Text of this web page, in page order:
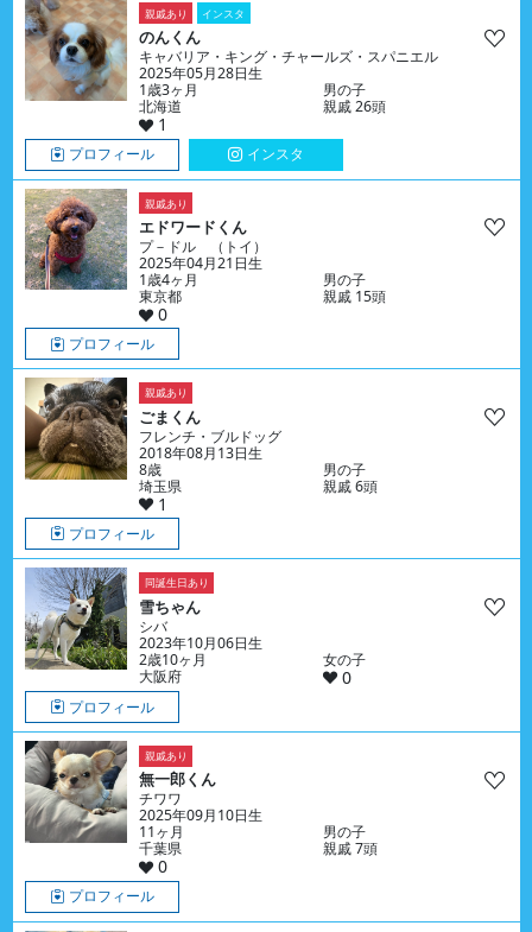
親戚あり インスタ
のんくん
キャバリア・キング・チャールズ・スパニエル
2025年05月28日生
1歳3ヶ月
男の子
北海道
親戚 26頭
1
プロフィール インスタ
親戚あり
エドワードくん
プ－ドル （トイ）
2025年04月21日生
1歳4ヶ月
男の子
東京都
親戚 15頭
0
プロフィール
親戚あり
ごまくん
フレンチ・ブルドッグ
2018年08月13日生
8歳
男の子
埼玉県
親戚 6頭
1
プロフィール
同誕生日あり
雪ちゃん
シバ
2023年10月06日生
2歳10ヶ月
女の子
大阪府
0
プロフィール
親戚あり
無一郎くん
チワワ
2025年09月10日生
11ヶ月
男の子
千葉県
親戚 7頭
0
プロフィール